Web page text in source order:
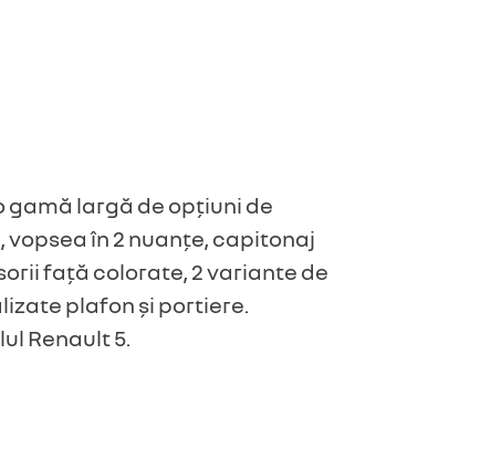
gamă largă de opțiuni de
vopsea în 2 nuanțe, capitonaj
față colorate, 2 variante de
plafon și portiere.
Renault 5.